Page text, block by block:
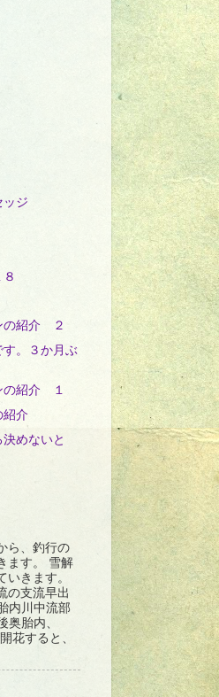
ッジ
の紹介 ２
す。３か月ぶ
の紹介 １
紹介
めないと
ら、釣行の
ます。 雪解
きます。
の支流早出
内川中流部
奥胎内、
花すると、